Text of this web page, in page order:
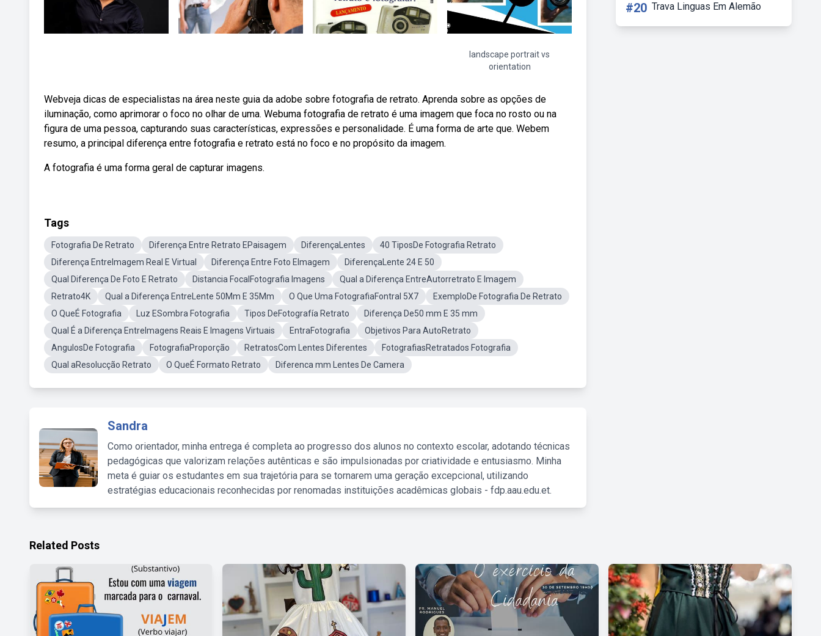
landscape portrait vs
orientation
Webveja dicas de especialistas na área neste guia da adobe sobre fotografia de retrato. Aprenda sobre as opções de
iluminação, como aprimorar o foco no olhar de uma. Webuma fotografia de retrato é uma imagem que foca no rosto ou na
figura de uma pessoa, capturando suas características, expressões e personalidade. É uma forma de arte que. Webem
resumo, a principal diferença entre fotografia e retrato está no foco e no propósito da imagem.
A fotografia é uma forma geral de capturar imagens.
Tags
Fotografia De Retrato Diferença Entre Retrato EPaisagem DiferençaLentes
40 TiposDe Fotografia Retrato
Diferença EntreImagem Real E Virtual
Diferença Entre Foto EImagem
DiferençaLente 24 E 50
Qual Diferença De Foto E Retrato
Distancia FocalFotografia Imagens
Qual a Diferença EntreAutorretrato E Imagem
Retrato4K
Qual a Diferença EntreLente 50Mm E 35Mm O Que Uma FotografiaFontral 5X7
ExemploDe Fotografia De Retrato
O QueÉ Fotografia
Luz ESombra Fotografia Tipos DeFotografía Retrato
Diferença De50 mm E 35 mm
Qual É a Diferença EntreImagens Reais E Imagens Virtuais
EntraFotografia
Objetivos Para AutoRetrato
AngulosDe Fotografia
FotografiaProporção RetratosCom Lentes Diferentes
FotografiasRetratados Fotografia
Qual aResolucção Retrato
O QueÉ Formato Retrato Diferenca mm Lentes De Camera
Sandra
Como orientador, minha entrega é completa ao progresso dos alunos no contexto escolar, adotando técnicas
pedagógicas que valorizam relações autênticas e são impulsionadas por criatividade e entusiasmo. Minha
meta é guiar os estudantes em sua trajetória para se tornarem uma geração excepcional, utilizando
estratégias educacionais reconhecidas por renomadas instituições acadêmicas globais - fdp.aau.edu.et.
#20 Trava Linguas Em Alemão
Related Posts